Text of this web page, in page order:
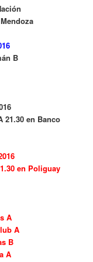
B
21.30 en Banco
en Poliguay
A
A
B
A